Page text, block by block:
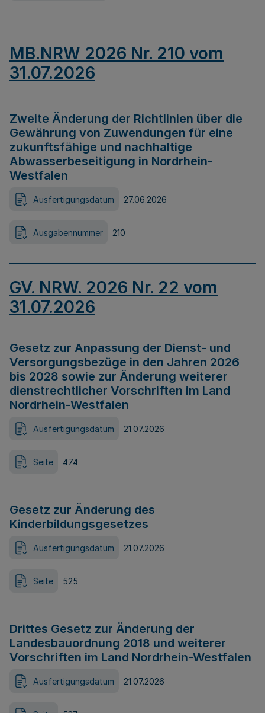
MB.NRW 2026 Nr. 210 vom
31.07.2026
Zweite Änderung der Richtlinien über die
Gewährung von Zuwendungen für eine
zukunftsfähige und nachhaltige
Abwasserbeseitigung in Nordrhein-
Westfalen
Ausfertigungsdatum 27.06.2026
Ausgabennummer 210
GV. NRW. 2026 Nr. 22 vom
31.07.2026
Gesetz zur Anpassung der Dienst- und
Versorgungsbezüge in den Jahren 2026
bis 2028 sowie zur Änderung weiterer
dienstrechtlicher Vorschriften im Land
Nordrhein-Westfalen
Ausfertigungsdatum 21.07.2026
Seite 474
Gesetz zur Änderung des
Kinderbildungsgesetzes
Ausfertigungsdatum 21.07.2026
Seite 525
Drittes Gesetz zur Änderung der
Landesbauordnung 2018 und weiterer
Vorschriften im Land Nordrhein-Westfalen
Ausfertigungsdatum 21.07.2026